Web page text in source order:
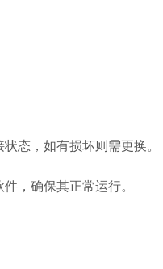
，如有损坏则需更换。
，确保其正常运行。